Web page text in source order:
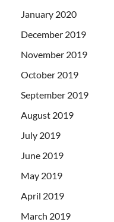
January 2020
December 2019
November 2019
October 2019
September 2019
August 2019
July 2019
June 2019
May 2019
April 2019
March 2019